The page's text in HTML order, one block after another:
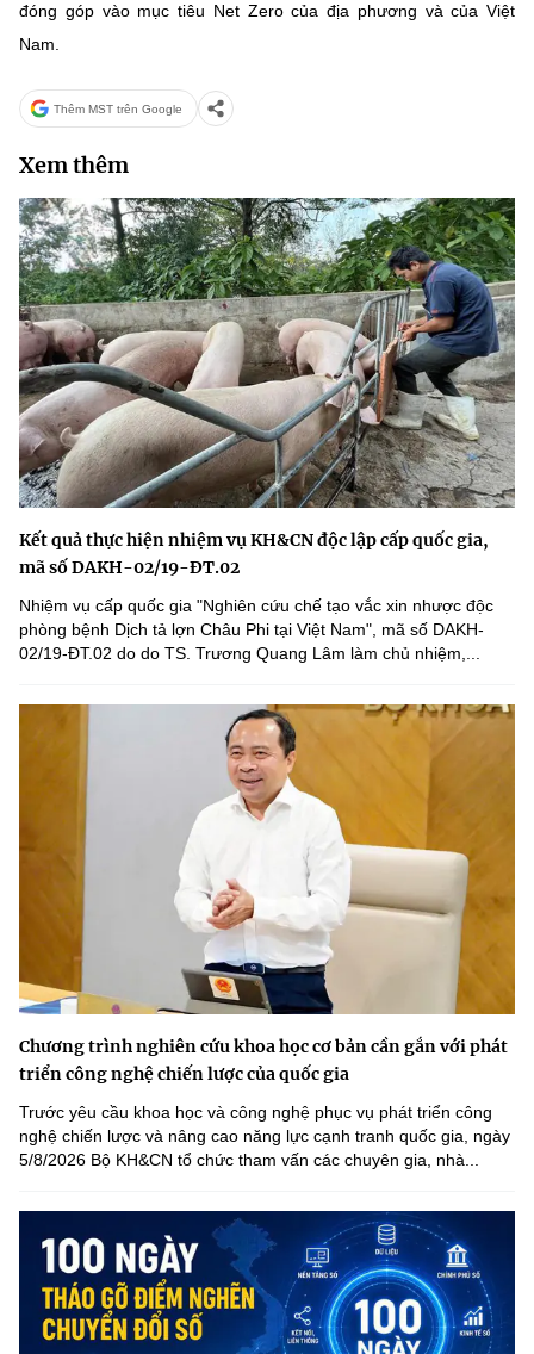
đóng góp vào mục tiêu Net Zero của địa phương và của Việt
Nam.
Thêm MST trên Google
Xem thêm
Kết quả thực hiện nhiệm vụ KH&CN độc lập cấp quốc gia,
mã số DAKH-02/19-ĐT.02
Nhiệm vụ cấp quốc gia "Nghiên cứu chế tạo vắc xin nhược độc
phòng bệnh Dịch tả lợn Châu Phi tại Việt Nam", mã số DAKH-
02/19-ĐT.02 do do TS. Trương Quang Lâm làm chủ nhiệm,...
Chương trình nghiên cứu khoa học cơ bản cần gắn với phát
triển công nghệ chiến lược của quốc gia
Trước yêu cầu khoa học và công nghệ phục vụ phát triển công
nghệ chiến lược và nâng cao năng lực cạnh tranh quốc gia, ngày
5/8/2026 Bộ KH&CN tổ chức tham vấn các chuyên gia, nhà...